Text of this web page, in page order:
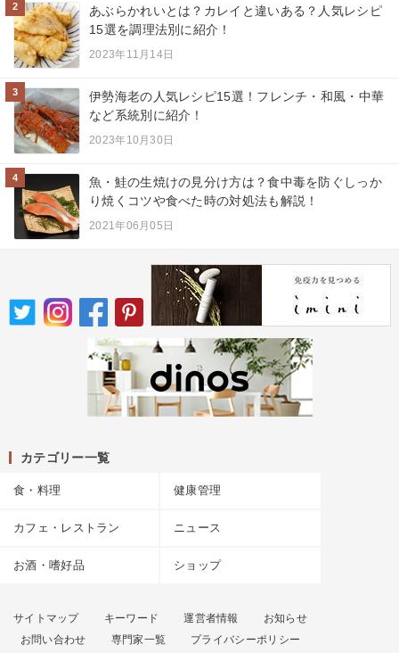
2
あぶらかれいとは？カレイと違いある？人気レシピ
15選を調理法別に紹介！
2023年11月14日
3
伊勢海老の人気レシピ15選！フレンチ・和風・中華
など系統別に紹介！
2023年10月30日
4
魚・鮭の生焼けの見分け方は？食中毒を防ぐしっか
り焼くコツや食べた時の対処法も解説！
2021年06月05日
カテゴリー一覧
食・料理 健康管理
カフェ・レストラン ニュース
お酒・嗜好品 ショップ
サイトマップ キーワード 運営者情報
お知らせ
お問い合わせ
専門家一覧 プライバシーポリシー